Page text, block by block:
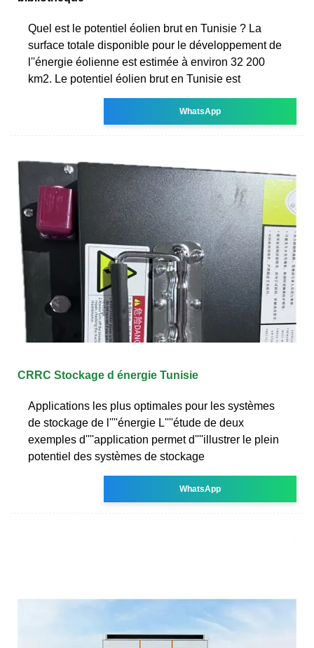
Quel est le potentiel éolien brut en Tunisie ? La
surface totale disponible pour le développement de
l''énergie éolienne est estimée à environ 32 200
km2. Le potentiel éolien brut en Tunisie est
WhatsApp
CRRC Stockage d énergie Tunisie
Applications les plus optimales pour les systèmes
de stockage de l''''énergie L''''étude de deux
exemples d''''application permet d''''illustrer le plein
potentiel des systèmes de stockage
WhatsApp